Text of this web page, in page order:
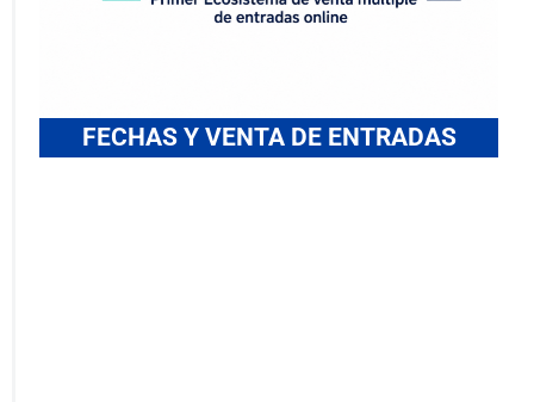
FECHAS Y VENTA DE ENTRADAS